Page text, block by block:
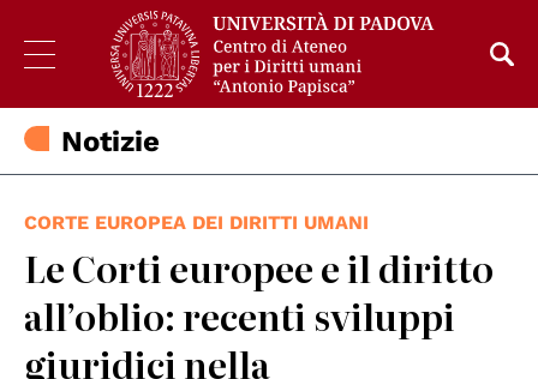
Notizie
CORTE EUROPEA DEI DIRITTI UMANI
Le Corti europee e il diritto
all’oblio: recenti sviluppi
giuridici nella